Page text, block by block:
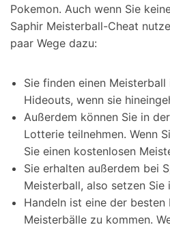
Pokemon. Auch wenn Sie
Saphir Meisterball-Cheat
paar Wege dazu:
Sie finden einen Meisterball
Hideouts, wenn sie
Außerdem können Sie in
Lotterie teilnehmen. Wenn
Sie einen kostenlosen
Sie erhalten außerdem bei
Meisterball, also setzen
Handeln ist eine der besten
Meisterbälle zu kommen.